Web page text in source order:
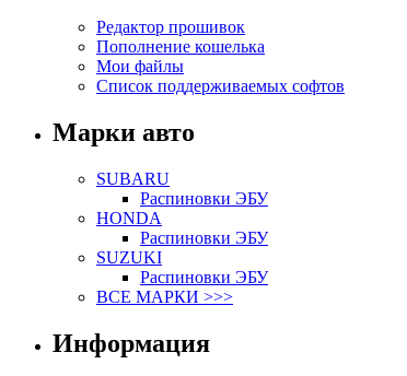
Редактор прошивок
Пополнение кошелька
Мои файлы
Список поддерживаемых софтов
Марки авто
SUBARU
Распиновки ЭБУ
HONDA
Распиновки ЭБУ
SUZUKI
Распиновки ЭБУ
ВСЕ МАРКИ >>>
Информация